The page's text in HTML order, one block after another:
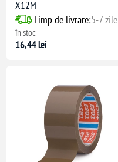
X12M
Timp de livrare:5-7 zile
în stoc
16,44 lei